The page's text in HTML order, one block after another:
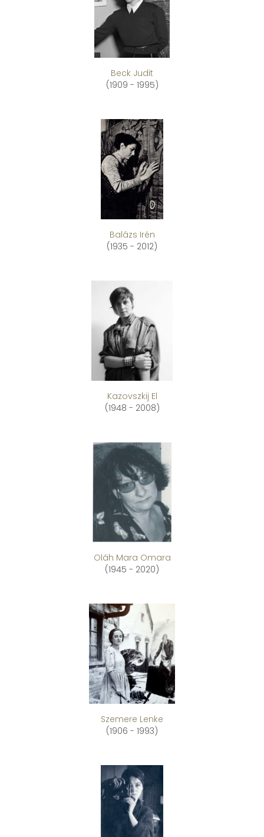
Beck Judit
(1909 - 1995)
Balázs Irén
(1935 - 2012)
Kazovszkij El
(1948 - 2008)
Oláh Mara Omara
(1945 - 2020)
Szemere Lenke
(1906 - 1993)